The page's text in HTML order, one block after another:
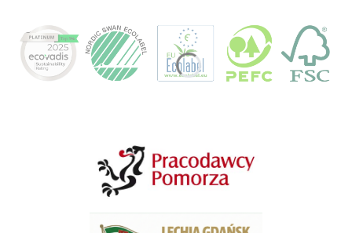
Linki w stopce